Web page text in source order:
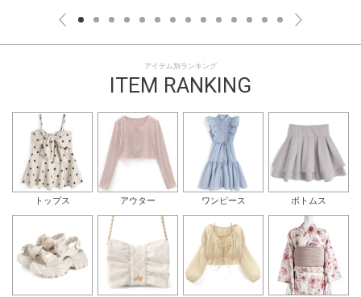
アイテム別ランキング
ITEM RANKING
トップス アウター ワンピース ボトムス